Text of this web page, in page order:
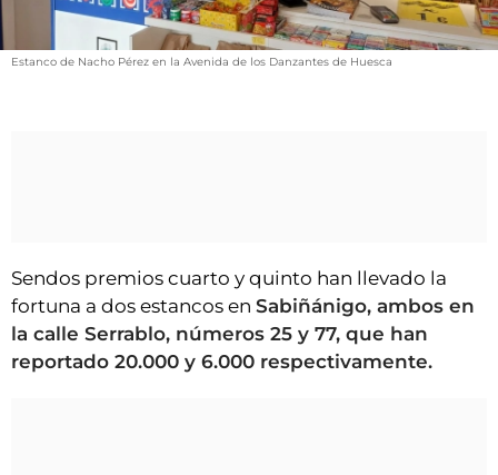
FIESTAS DE SAN LORENZO
CLUB DEL AMIGO MILITANTE
INICIAR SESIÓN
Estanco de Nacho Pérez en la Avenida de los Danzantes de Huesca
Sendos premios cuarto y quinto han llevado la
fortuna a dos estancos en Sabiñánigo, ambos en
la calle Serrablo, números 25 y 77, que han
reportado 20.000 y 6.000 respectivamente.